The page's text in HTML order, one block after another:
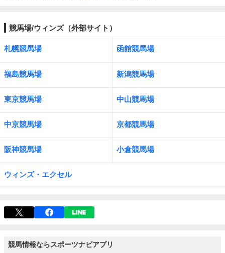
競馬場/ウィンズ（外部サイト）
札幌競馬場 函館競馬場
福島競馬場 新潟競馬場
東京競馬場 中山競馬場
中京競馬場 京都競馬場
阪神競馬場 小倉競馬場
ウィンズ・エクセル
競馬情報ならスポーツナビアプリ